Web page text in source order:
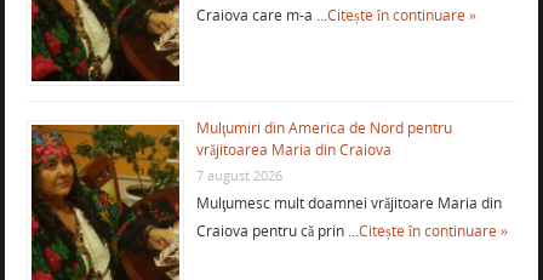
Craiova care m-a …Citește în continuare »
Mulţumiri din America de Nord pentru
vrăjitoarea Maria din Craiova
7 august 2026
Mulţumesc mult doamnei vrăjitoare Maria din
Craiova pentru că prin …Citește în continuare »